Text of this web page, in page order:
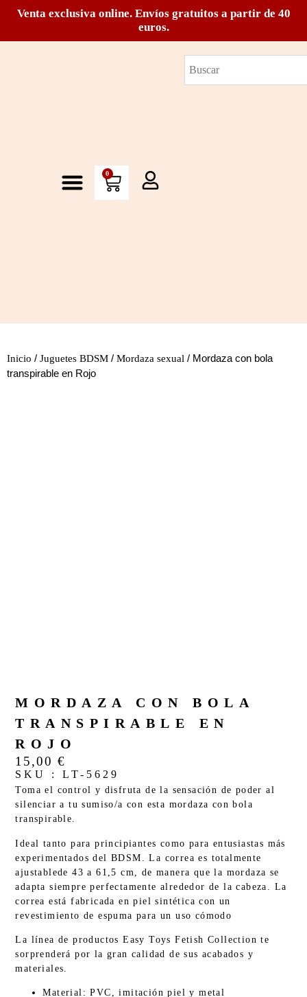
Venta exclusiva online. Envíos gratuitos a partir de 40
euros.
0
Inicio / Juguetes BDSM / Mordaza sexual / Mordaza con bola
transpirable en Rojo
MORDAZA CON BOLA
TRANSPIRABLE EN
ROJO
15,00€
SKU : LT-5629
Toma el control y disfruta de la sensación de poder al
silenciar a tu sumiso/a con esta mordaza con bola
transpirable.
Ideal tanto para principiantes como para entusiastas más
experimentados del BDSM. La correa es totalmente
ajustablede 43 a 61,5 cm, de manera que la mordaza se
adapta siempre perfectamente alrededor de la cabeza. La
correa está fabricada en piel sintética con un
revestimiento de espuma para un uso cómodo
La línea de productos Easy Toys Fetish Collection te
sorprenderá por la gran calidad de sus acabados y
materiales.
Material: PVC, imitación piel y metal